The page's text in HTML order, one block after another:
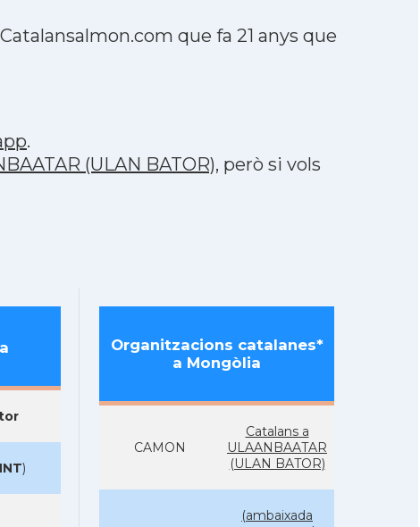
que fa 21 anys que
.
(ULAN BATOR), però si vols
)
Organitzacions catalanes*
a Mongòlia
CAMON
Catalans a
ULAANBAATAR
(ULAN BATOR)
(ambaixada